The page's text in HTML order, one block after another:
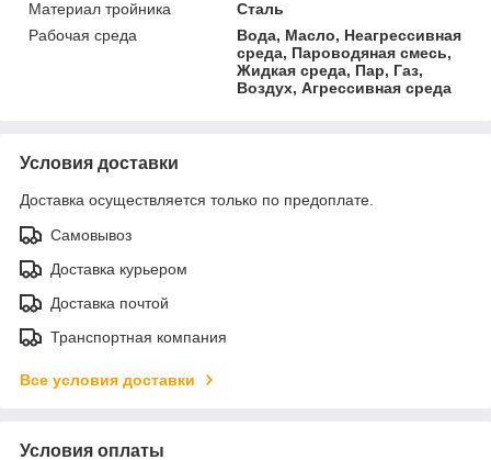
Материал тройника
Сталь
Рабочая среда
Вода, Масло, Неагрессивная
среда, Пароводяная смесь,
Жидкая среда, Пар, Газ,
Воздух, Агрессивная среда
Условия доставки
Доставка осуществляется только по предоплате.
Самовывоз
Доставка курьером
Доставка почтой
Транспортная компания
Все условия доставки
Условия оплаты